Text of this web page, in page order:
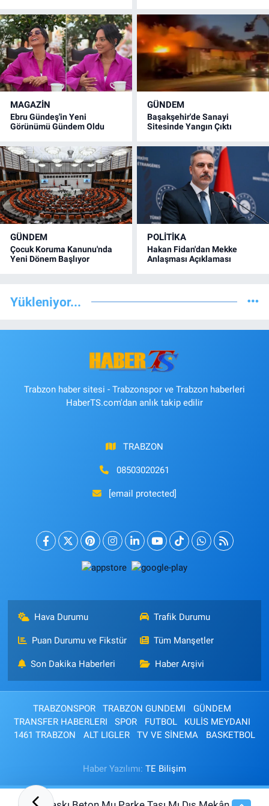
MAGAZİN
Ebru Gündeş'in Yeni
Görünümü Gündem Oldu
GÜNDEM
Başakşehir'de Sanayi
Sitesinde Yangın Çıktı
GÜNDEM
Çocuk Koruma Kanunu'nda
Yeni Dönem Başlıyor
POLİTİKA
Hakan Fidan'dan Mekke
Anlaşması Açıklaması
Yükleniyor...
Trabzon haber sitesi - Trabzonspor ve Trabzon haberleri
HaberTS.com'dan anlık takip edilir
TRABZON
08503020261
[email protected]
Hava Durumu Trafik Durumu
Puan Durumu ve Fikstür Tüm Manşetler
Son Dakika Haberleri Haber Arşivi
TRABZONSPOR TRABZON GUNDEMI
GÜNDEM
TRANSFER HABERLERI
SPOR FUTBOL
KULİS MEYDANI
1461 TRABZON
ALT LIGLER TV VE SİNEMA BASKETBOL
Haber Yazılımı: TE Bilişim